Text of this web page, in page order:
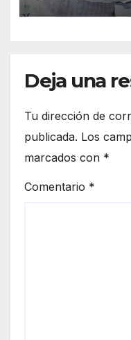
Deja una
Tu dirección de
publicada. Los
marcados con *
Comentario *